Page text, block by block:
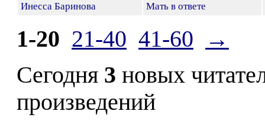
Инесса Баринова
Мать в ответе
1-20 21-40 41-60
→
Сегодня 3 новых
произведений